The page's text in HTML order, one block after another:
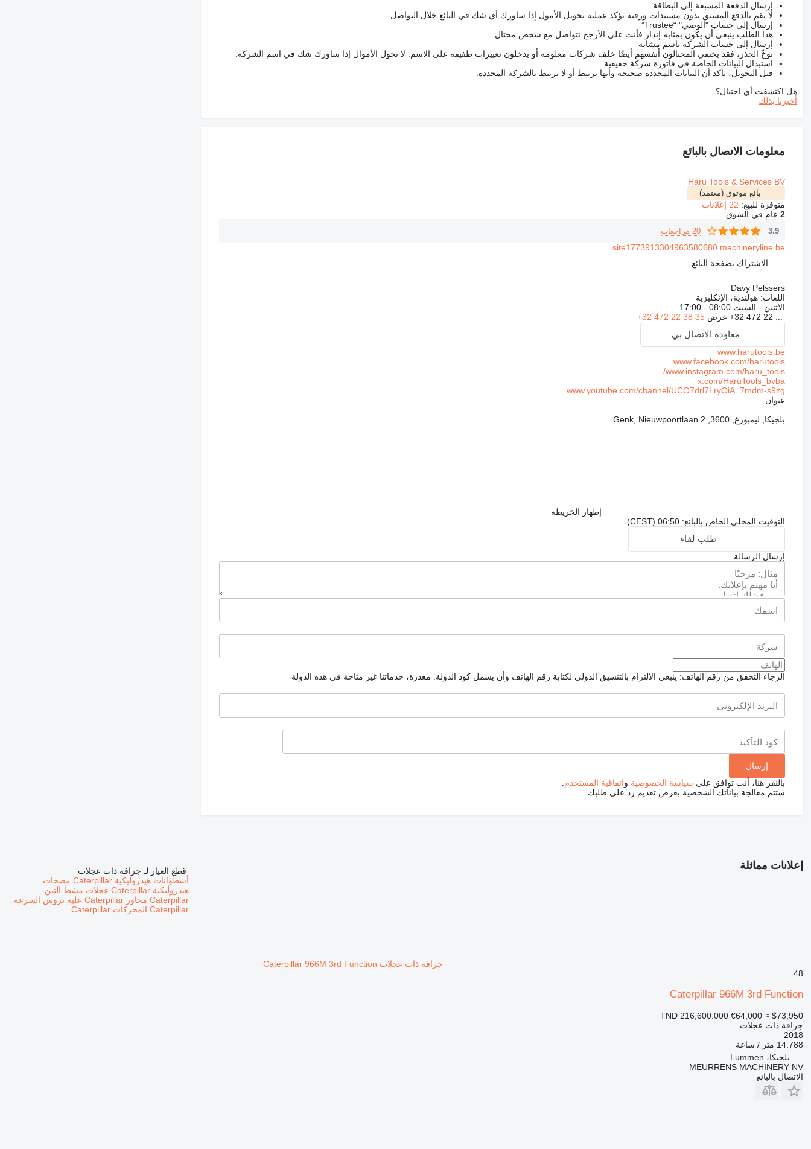
إرسال الدفعة المسبقة إلى البطاقة
لا تقم بالدفع المسبق بدون مستندات ورقية تؤكد عملية تحويل الأمول إذا ساورك أي شك في البائع خلال التواصل.
إرسال إلى حساب "الوصي" “Trustee”
هذا الطلب ينبغي أن يكون بمثابه إنذار فأنت على الأرجح تتواصل مع شخص محتال.
إرسال إلى حساب الشركة باسم مشابه
توخّ الحذر، فقد يختفي المحتالون أنفسهم أيضًا خلف شركات معلومة أو يدخلون تغييرات طفيفة على الاسم. لا تحول الأموال إذا ساورك شك في اسم الشركة.
استبدال البيانات الخاصة في فاتورة شركة حقيقية
قبل التحويل، تأكد أن البيانات المحددة صحيحة وأنها ترتبط أو لا ترتبط بالشركة المحددة.
هل اكتشفت أي احتيال؟
أخبرنا بذلك
معلومات الاتصال بالبائع
Haru Tools & Services BV
بائع موثوق (معتمد)
متوفرة للبيع: 22 إعلانات
2عام في السوق
3.9 20 مراجعات
site1773913304963580680.machineryline.be
الاشتراك بصفحة البائع
Davy Pelssers
اللغات: هولندية، الإنكليزية
الاثنين - السبت 08:00 - 17:00
+32 472 22 ... عرض +32 472 22 38 35
معاودة الاتصال بي
www.harutools.be
www.facebook.com/harutools
www.instagram.com/haru_tools/
x.com/HaruTools_bvba
www.youtube.com/channel/UCO7drl7LryOiA_7mdm-s9zg
عنوان
بلجيكا, ليمبورغ, 3600, Genk, Nieuwpoortlaan 2
إظهار الخريطة
التوقيت المحلي الخاص بالبائع: 06:50 (CEST)
طلب لقاء
إرسال الرسالة
الرجاء التحقق من رقم الهاتف: ينبغي الالتزام بالتنسيق الدولي لكتابة رقم الهاتف وأن يشمل كود الدولة. معذرة، خدماتنا غير متاحة في هذه الدولة
بالنقر هنا، أنت توافق على سياسة الخصوصية واتفاقية المستخدم
ستتم معالجة بياناتك الشخصية بغرض تقديم رد على طلبك.
إعلانات مماثلة
جرافة ذات عجلات Caterpillar 966M 3rd Function
48
Caterpillar 966M 3rd Function
TND 216,600.000 €64,000 ≈ $73,950
جرافة ذات عجلات
2018
14.788 متر / ساعة
بلجيكا، Lummen
MEURRENS MACHINERY NV
الاتصال بالبائع
قطع الغيار لـ جرافة ذات عجلات
أسطوانات هيدروليكية Caterpillar
مضخات
هيدروليكية Caterpillar
عجلات مشط التبن
Caterpillar محاور Caterpillar
علبة تروس السرعة
Caterpillar المحركات Caterpillar